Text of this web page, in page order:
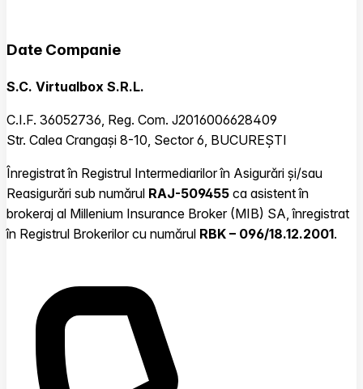
Date Companie
S.C. Virtualbox S.R.L.
C.I.F. 36052736, Reg. Com. J2016006628409
Str. Calea Crangași 8-10, Sector 6, BUCUREȘTI
Înregistrat în Registrul Intermediarilor în Asigurări și/sau
Reasigurări sub numărul RAJ-509455 ca asistent în
brokeraj al Millenium Insurance Broker (MIB) SA, înregistrat
în Registrul Brokerilor cu numărul RBK – 096/18.12.2001.